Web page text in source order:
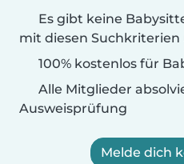
Es gibt keine
mit diesen
100% kostenlos für
Alle Mitglieder
Ausweisprüfung
Melde dich